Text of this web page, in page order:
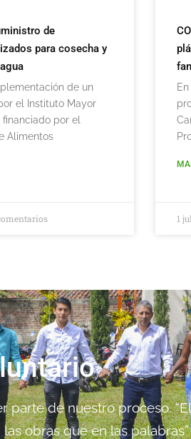
de
para cosecha y
de un
el Instituto Mayor
financiado por el
Alimentos
1
parte de nuestro proceso. “El
obras que en las palabras”